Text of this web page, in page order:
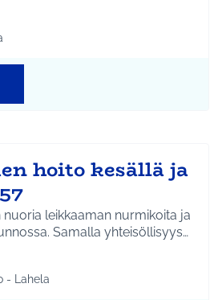
mukaan: Hyvinvoiva Tuusula
hoito kesällä ja
nuoria leikkaaman nurmikoita ja
Samalla yhteisöllisyys…
mukaan: Kehittämisverkosto - Lahela
- Lahela